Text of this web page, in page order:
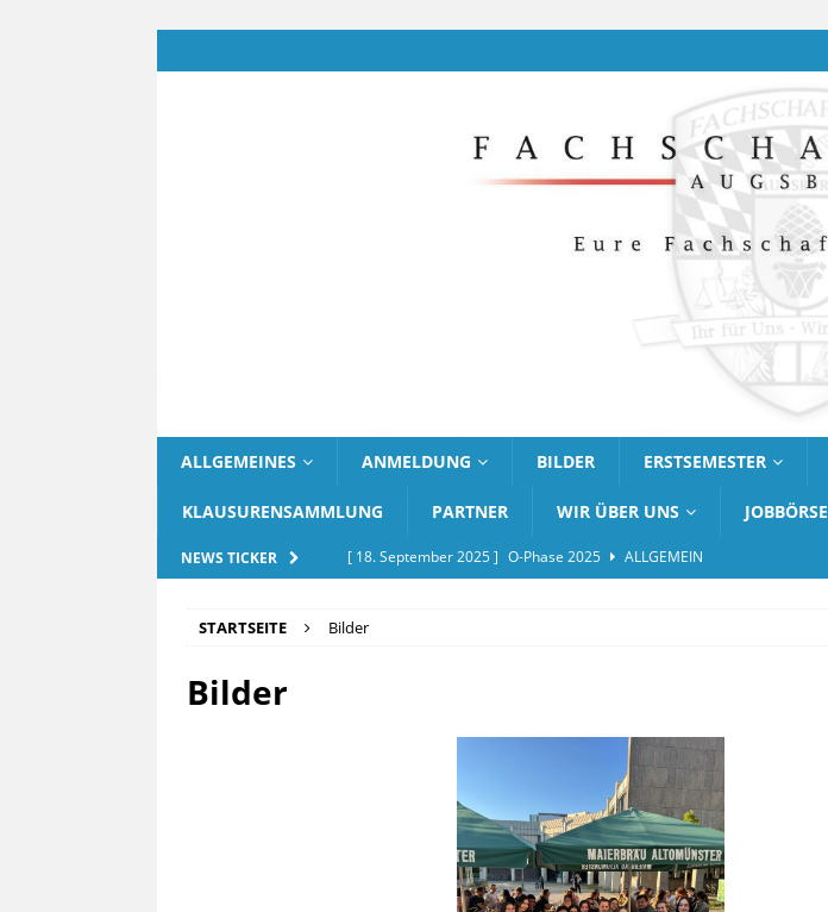
ALLGEMEINES ANMELDUNG BILDER ERSTSEMESTER
KLAUSURENSAMMLUNG PARTNER WIR ÜBER UNS JOBBÖRSE
NEWS TICKER [ 18. September 2025 ] O-Phase 2025
ALLGEMEIN
[ 20. September 2025 ]
STARTSEITE Bilder
Bilder